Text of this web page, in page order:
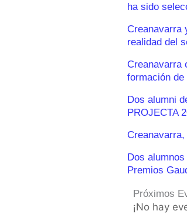
ha sido
Creanavarra
realidad del
Creanavarra
formación
Dos alumni
PROJECTA
Dos
Premios
Próximos
¡No hay